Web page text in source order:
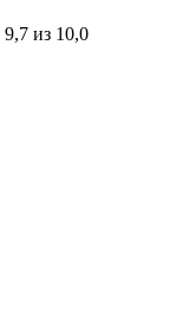
9,7 из 10,0